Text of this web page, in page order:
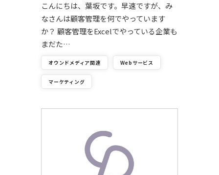
こんにちは、葉坂です。早速ですが、み
なさんは顧客管理を何でやっています
か？ 顧客管理をExcelでやっている企業も
まだた…
オウンドメディア関連 Webサービス
マーケティング